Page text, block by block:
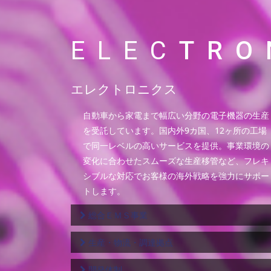
ELEC
エレクトロニクス
自動車から家電まで幅広い分野の電子機器の生産
を受託しています。国内外9カ国、12ヶ所の工場
で同一レベルの高いサービスを提供。事業環境の
変化に合わせたスムーズな生産移管など、フレキ
シブルな対応でお客様の海外戦略を強力にサポー
トします。
総合ＥＭＳ事業
生産・物流・調達拠点